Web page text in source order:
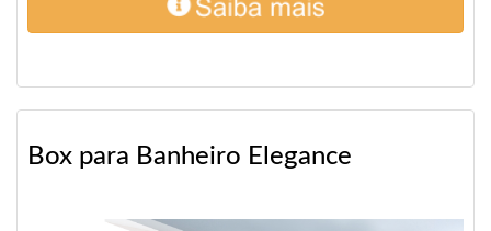
Box para Banheiro Elegance